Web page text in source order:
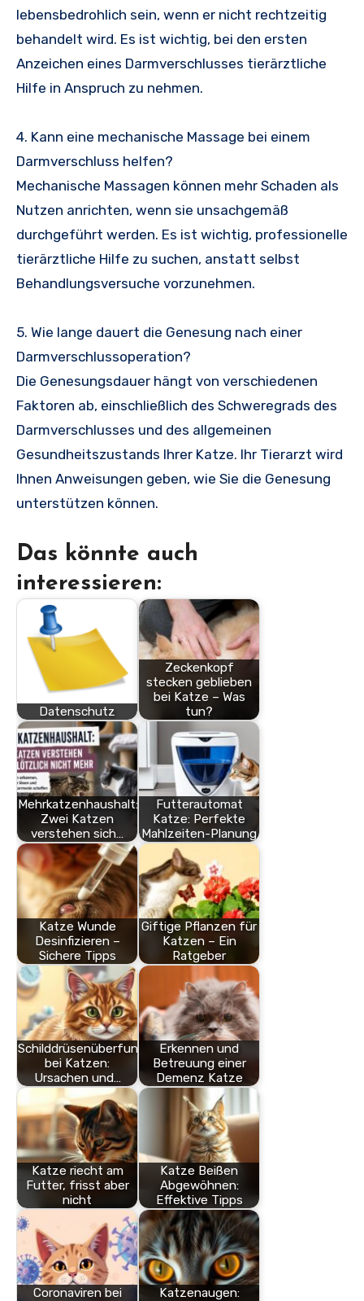
lebensbedrohlich sein, wenn er nicht rechtzeitig
behandelt wird. Es ist wichtig, bei den ersten
Anzeichen eines Darmverschlusses tierärztliche
Hilfe in Anspruch zu nehmen.
4. Kann eine mechanische Massage bei einem
Darmverschluss helfen?
Mechanische Massagen können mehr Schaden als
Nutzen anrichten, wenn sie unsachgemäß
durchgeführt werden. Es ist wichtig, professionelle
tierärztliche Hilfe zu suchen, anstatt selbst
Behandlungsversuche vorzunehmen.
5. Wie lange dauert die Genesung nach einer
Darmverschlussoperation?
Die Genesungsdauer hängt von verschiedenen
Faktoren ab, einschließlich des Schweregrads des
Darmverschlusses und des allgemeinen
Gesundheitszustands Ihrer Katze. Ihr Tierarzt wird
Ihnen Anweisungen geben, wie Sie die Genesung
unterstützen können.
Das könnte auch
interessieren:
Datenschutz
Zeckenkopf
stecken geblieben
bei Katze – Was
tun?
Mehrkatzenhaushalt:
Zwei Katzen
verstehen sich…
Futterautomat
Katze: Perfekte
Mahlzeiten-Planung
Katze Wunde
Desinfizieren –
Sichere Tipps
Giftige Pflanzen für
Katzen – Ein
Ratgeber
Schilddrüsenüberfunktion
bei Katzen:
Ursachen und…
Erkennen und
Betreuung einer
Demenz Katze
Katze riecht am
Futter, frisst aber
nicht
Katze Beißen
Abgewöhnen:
Effektive Tipps
Coronaviren bei
Katzenaugen: